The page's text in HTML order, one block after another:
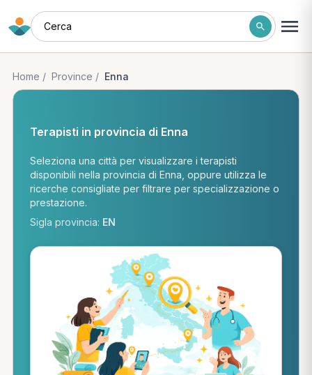
Cerca
Home / Province / Enna
Terapisti in provincia di Enna
Seleziona una città per visualizzare i terapisti
disponibili nella provincia di Enna, oppure utilizza le
ricerche consigliate per filtrare per specializzazione o
prestazione.
Sigla provincia: EN